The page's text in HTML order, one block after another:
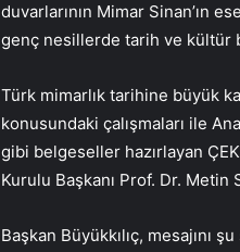
duvarlarının Mimar Sinan’ın
genç nesillerde tarih ve kültür
Türk mimarlık tarihine büyük
konusundaki çalışmaları ile
gibi belgeseller hazırlayan
Kurulu Başkanı Prof. Dr. Metin
Başkan Büyükkılıç, mesajını